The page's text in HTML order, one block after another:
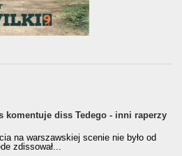
komentuje diss Tedego - inni raperzy
na warszawskiej scenie nie było od
zdissował...